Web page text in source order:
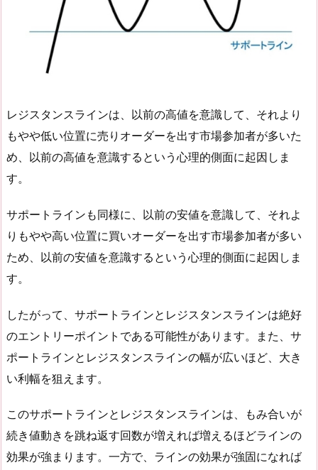
レジスタンスラインは、以前の高値を意識して、それより
もやや低い位置に売りオーダーを出す市場参加者が多いた
め、以前の高値を意識するという心理的側面に起因しま
す。
サポートラインも同様に、以前の安値を意識して、それよ
りもやや高い位置に買いオーダーを出す市場参加者が多い
ため、以前の安値を意識するという心理的側面に起因しま
す。
したがって、サポートラインとレジスタンスラインは絶好
のエントリーポイントである可能性があります。また、サ
ポートラインとレジスタンスラインの幅が広いほど、大き
い利幅を狙えます。
このサポートラインとレジスタンスラインは、もみ合いが
続き値動きを跳ね返す回数が増えれば増えるほどラインの
効果が強まります。一方で、ラインの効果が強固になれば